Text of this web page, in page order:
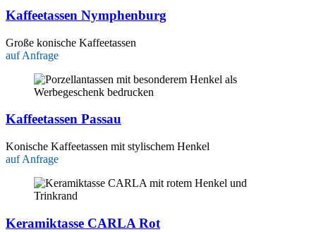
Kaffeetassen Nymphenburg
Große konische Kaffeetassen
auf Anfrage
Kaffeetassen Passau
Konische Kaffeetassen mit stylischem Henkel
auf Anfrage
Keramiktasse CARLA Rot